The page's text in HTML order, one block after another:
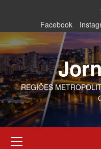
content
Facebook
REGIÕES
Menu